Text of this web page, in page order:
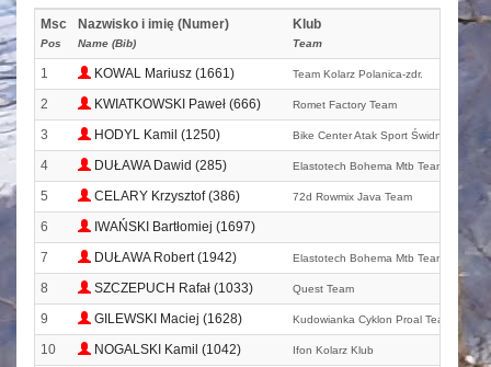
Msc
Pos
Nazwisko i imię (Numer)
Name (Bib)
Klub
Team
1 KOWAL Mariusz (1661) Team Kolarz Polanica-zdr.
2 KWIATKOWSKI Paweł (666) Romet Factory Team
3 HODYL Kamil (1250) Bike Center Atak Sport Świdnica
4 DUŁAWA Dawid (285) Elastotech Bohema Mtb Team
5 CELARY Krzysztof (386) 72d Rowmix Java Team
6
IWAŃSKI Bartłomiej (1697)
7
DUŁAWA Robert (1942) Elastotech Bohema Mtb Team
8 SZCZEPUCH Rafał (1033) Quest Team
9 GILEWSKI Maciej (1628) Kudowianka Cyklon Proal Team
10 NOGALSKI Kamil (1042) Ifon Kolarz Klub